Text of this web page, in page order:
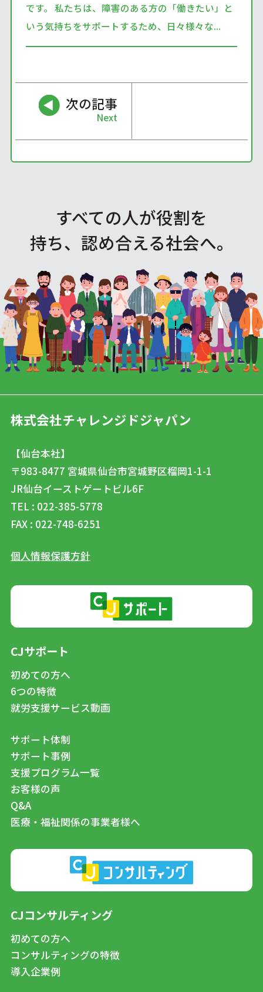
です。 私たちは、障害のある方の「働きたい」と
いう気持ちをサポートするため、日々様々な...
次の記事
Next
すべての人が役割を
持ち、認め合える社会へ。
株式会社チャレンジドジャパン
【仙台本社】
〒983-8477 宮城県仙台市宮城野区榴岡1-1-1
JR仙台イーストゲートビル6F
TEL : 022-385-5778
FAX : 022-748-6251
個人情報保護方針
CJサポート
初めての方へ
6つの特徴
就労支援サービス動画
サポート体制
サポート事例
支援プログラム一覧
お客様の声
Q&A
医療・福祉関係の事業者様へ
CJコンサルティング
初めての方へ
コンサルティングの特徴
導入企業例